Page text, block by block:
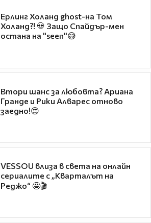
Ерлинг Холанд ghost-на Том
Холанд?! 💀 Защо Спайдър-мен
остана на "seen"😅
Втори шанс за любовта? Ариана
Гранде и Рики Алварес отново
заедно!😍
VESSOU влиза в света на онлайн
сериалите с „Кварталът на
Реджо“ 🤩🎬